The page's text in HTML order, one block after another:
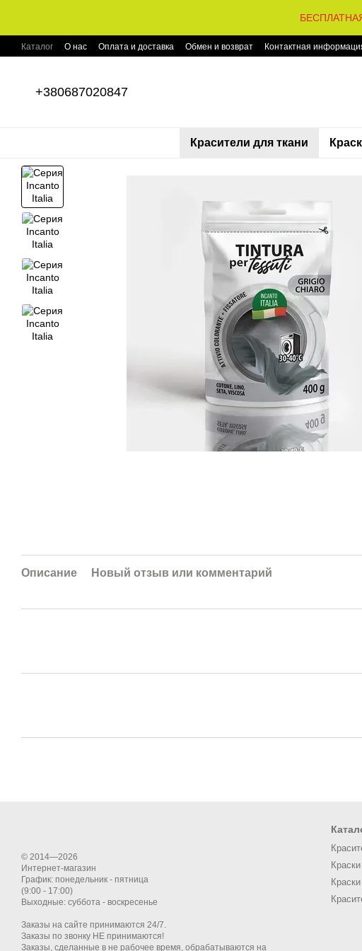
Каталог О нас Оплата и доставка Обмен и возврат Контактная
+380687020847
Красители для ткани
Описание Новый отзыв или комментарий
© 2014—2026
Интернет-магазин
График: понедельник - пятница
(9:00 - 17:00)
Выходные: суббота - воскресенье
Заказы на сайте принимаются 24/7.
Заказы по звонку НЕ принимаются!
Заказы, сделанные в не рабочее время, обрабатываются на